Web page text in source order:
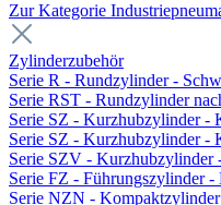
Zur Kategorie
Zylinderzubehör
Serie R - Rundzylinder -
Serie RST - Rundzylinder
Serie SZ - Kurzhubzylinder -
Serie SZ - Kurzhubzylinder -
Serie SZV - Kurzhubzylinder
Serie FZ - Führungszylinder
Serie NZN - Kompaktzylinder